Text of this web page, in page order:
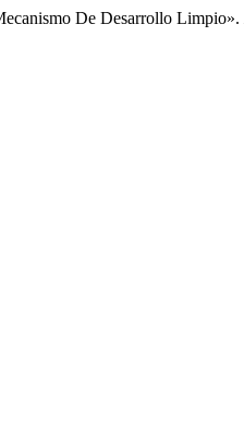
De Desarrollo Limpio».